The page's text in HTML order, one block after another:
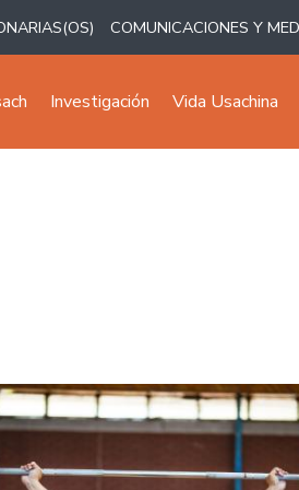
COMUNICACIONES Y
Investigación Vida Usachina